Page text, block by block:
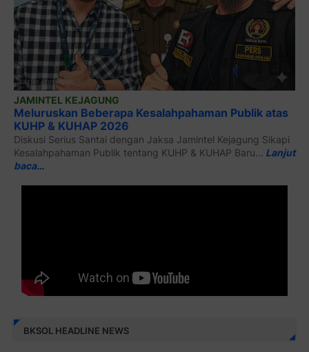
JAMINTEL KEJAGUNG
Meluruskan Beberapa Kesalahpahaman Publik atas
KUHP & KUHAP 2026
Diskusi Serius Santai dengan Jaksa Jamintel Kejagung Sikapi
Kesalahpahaman Publik tentang KUHP & KUHAP Baru… Lanjut
baca…
BKSOL HEADLINE NEWS